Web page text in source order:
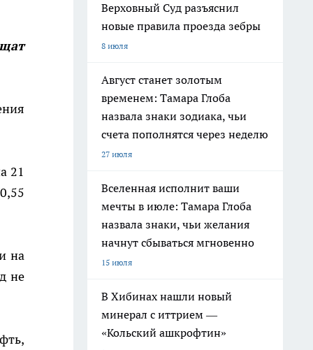
21
на
не
Верховный Суд разъяснил
новые правила проезда зебры
8 июля
Август станет золотым
временем: Тамара Глоба
назвала знаки зодиака, чьи
счета пополнятся через неделю
27 июля
Вселенная исполнит ваши
мечты в июле: Тамара Глоба
назвала знаки, чьи желания
начнут сбываться мгновенно
15 июля
В Хибинах нашли новый
минерал с иттрием —
«Кольский ашкрофтин»